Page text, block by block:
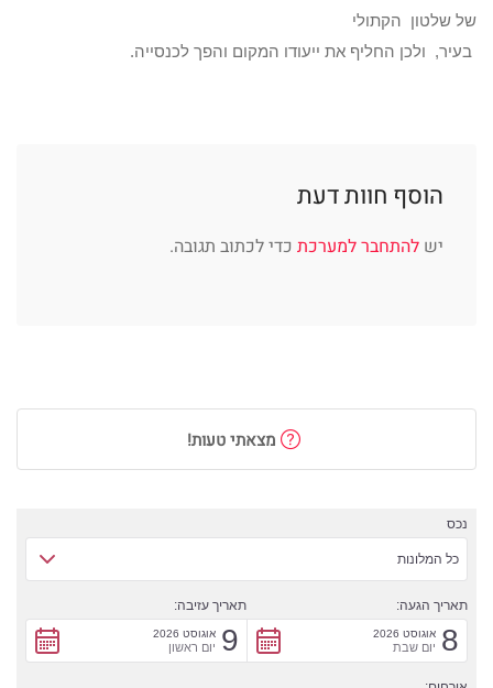
של שלטון הקתולי
בעיר, ולכן החליף את ייעודו המקום והפך לכנסייה.
הוסף חוות דעת
יש להתחבר למערכת כדי לכתוב תגובה.
מצאתי טעות!
נכס
כל המלונות
תאריך הגעה:
8 אוגוסט 2026
יום שבת
תאריך עזיבה:
9 אוגוסט 2026
יום ראשון